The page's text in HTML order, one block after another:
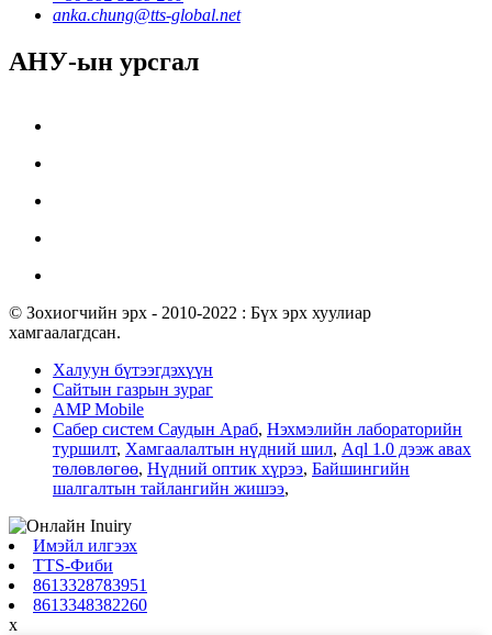
anka.chung@tts-global.net
АНУ-ын урсгал
© Зохиогчийн эрх - 2010-2022 : Бүх эрх хуулиар
хамгаалагдсан.
Халуун бүтээгдэхүүн
Сайтын газрын зураг
AMP Mobile
Сабер систем Саудын Араб, Нэхмэлийн лабораторийн
туршилт, Хамгаалалтын нүдний шил, Aql 1.0 дээж авах
төлөвлөгөө, Нүдний оптик хүрээ, Байшингийн
шалгалтын тайлангийн жишээ,
Имэйл илгээх
TTS-Фиби
8613328783951
8613348382260
x